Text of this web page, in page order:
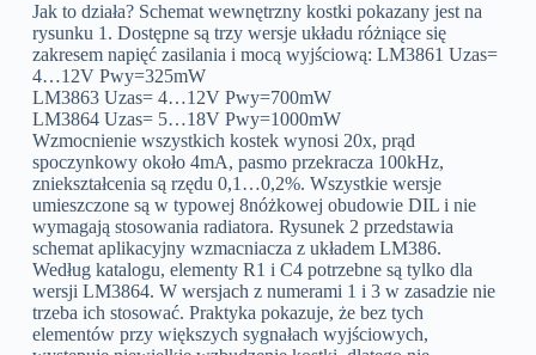
Jak to działa? Schemat wewnętrzny kostki pokazany jest na
rysunku 1. Dostępne są trzy wersje układu różniące się
zakresem napięć zasilania i mocą wyjściową: LM3861 Uzas=
4…12V Pwy=325mW
LM3863 Uzas= 4…12V Pwy=700mW
LM3864 Uzas= 5…18V Pwy=1000mW
Wzmocnienie wszystkich kostek wynosi 20x, prąd
spoczynkowy około 4mA, pasmo przekracza 100kHz,
zniekształcenia są rzędu 0,1…0,2%. Wszystkie wersje
umieszczone są w typowej 8nóżkowej obudowie DIL i nie
wymagają stosowania radiatora. Rysunek 2 przedstawia
schemat aplikacyjny wzmacniacza z układem LM386.
Według katalogu, elementy R1 i C4 potrzebne są tylko dla
wersji LM3864. W wersjach z numerami 1 i 3 w zasadzie nie
trzeba ich stosować. Praktyka pokazuje, że bez tych
elementów przy większych sygnałach wyjściowych,